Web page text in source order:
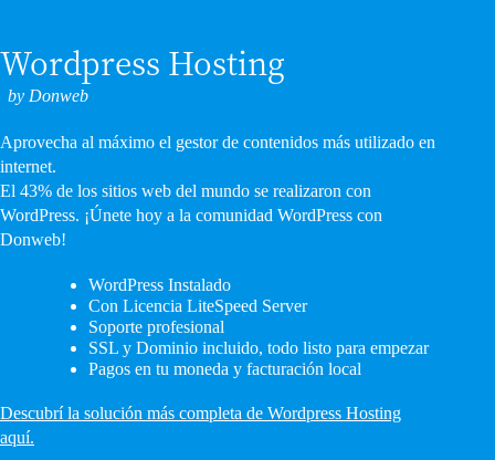
Wordpress Hosting
by Donweb
Aprovecha al máximo el gestor de contenidos más utilizado en
internet.
El 43% de los sitios web del mundo se realizaron con
WordPress. ¡Únete hoy a la comunidad WordPress con
Donweb!
WordPress Instalado
Con Licencia LiteSpeed Server
Soporte profesional
SSL y Dominio incluido, todo listo para empezar
Pagos en tu moneda y facturación local
Descubrí la solución más completa de Wordpress Hosting
aquí.